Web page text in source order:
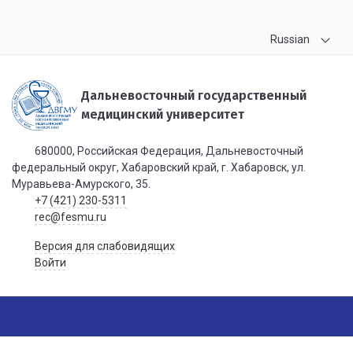
Russian
Дальневосточный государственный
медицинский университет
680000, Российская Федерация, Дальневосточный
федеральный округ, Хабаровский край, г. Хабаровск, ул.
Муравьева-Амурского, 35.
+7 (421) 230-5311
rec@fesmu.ru
Версия для слабовидящих
Войти